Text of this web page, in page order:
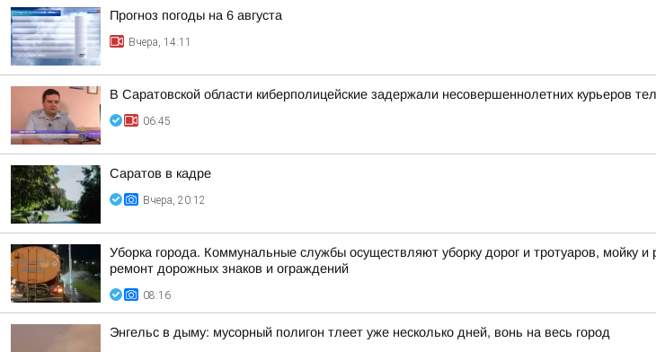
Прогноз погоды на 6 августа
Вчера, 14:11
В Саратовской области киберполицейские задержали несовершеннолетних курьеров
06:45
Саратов в кадре
Вчера, 20:12
Уборка города. Коммунальные службы осуществляют уборку дорог и тротуаров, мойку
ремонт дорожных знаков и ограждений
08:16
Энгельс в дыму: мусорный полигон тлеет уже несколько дней, вонь на весь город